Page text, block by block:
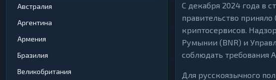
С декабря 2024 года в
правительство
криптосервисов.
Румынии (BNR) и
соблюдать требования
Для русскоязычного
Австралия
Аргентина
Армения
Бразилия
Великобритания
Криптовалюты
Деньги
42▶
▶